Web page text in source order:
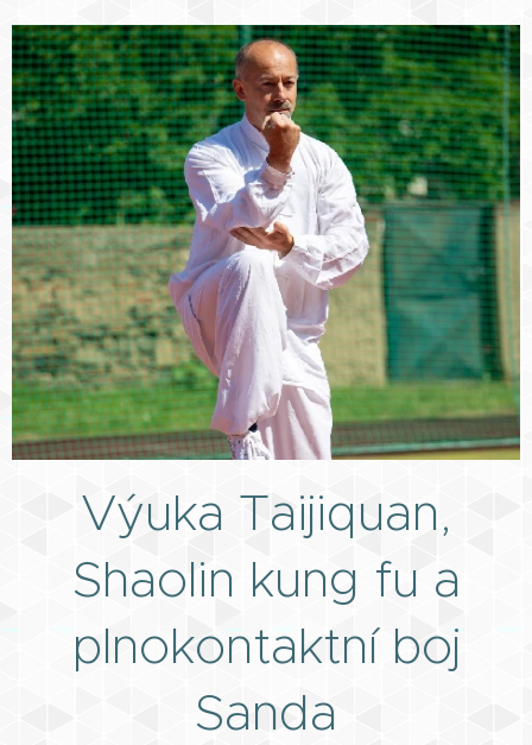
Výuka Taijiquan,
Shaolin kung fu a
plnokontaktní boj
Sanda